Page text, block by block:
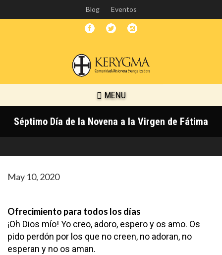
Skip
to
main
Blog Eventos
MENU
Séptimo Día de la Novena a la Virgen de Fátima
May 10, 2020
Ofrecimiento para todos los días
¡Oh Dios mío! Yo creo, adoro, espero y os amo. Os
pido perdón por los que no creen, no adoran, no
esperan y no os aman.